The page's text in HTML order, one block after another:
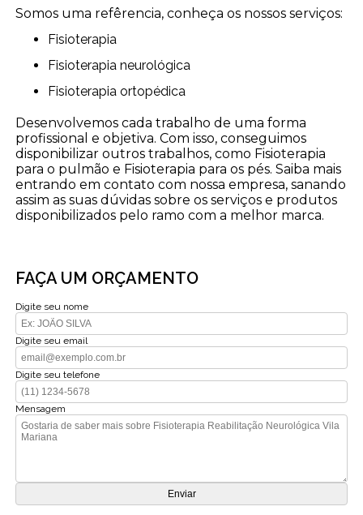
Somos uma refêrencia, conheça os nossos serviços:
Fisioterapia
Fisioterapia neurológica
Fisioterapia ortopédica
Desenvolvemos cada trabalho de uma forma
profissional e objetiva. Com isso, conseguimos
disponibilizar outros trabalhos, como Fisioterapia
para o pulmão e Fisioterapia para os pés. Saiba mais
entrando em contato com nossa empresa, sanando
assim as suas dúvidas sobre os serviços e produtos
disponibilizados pelo ramo com a melhor marca.
FAÇA UM ORÇAMENTO
Digite seu nome
Digite seu email
Digite seu telefone
Mensagem